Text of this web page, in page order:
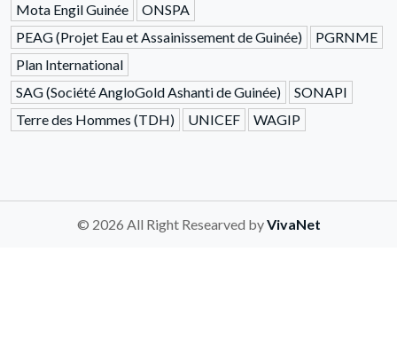
Mota Engil Guinée
ONSPA
PEAG (Projet Eau et Assainissement de Guinée)
PGRNME
Plan International
SAG (Société AngloGold Ashanti de Guinée)
SONAPI
Terre des Hommes (TDH)
UNICEF WAGIP
© 2026 All Right Researved byVivaNet